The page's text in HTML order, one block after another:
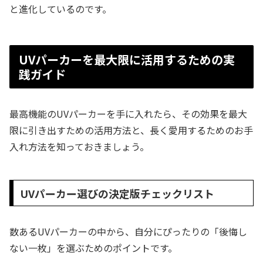
と進化しているのです。
UVパーカーを最大限に活用するための実
践ガイド
最高機能のUVパーカーを手に入れたら、その効果を最大
限に引き出すための活用方法と、長く愛用するためのお手
入れ方法を知っておきましょう。
UVパーカー選びの決定版チェックリスト
数あるUVパーカーの中から、自分にぴったりの「後悔し
ない一枚」を選ぶためのポイントです。